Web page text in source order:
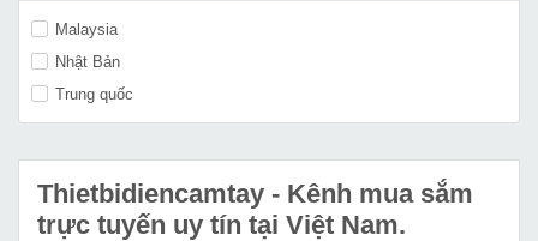
Malaysia
Nhật Bản
Trung quốc
Thietbidiencamtay - Kênh mua sắm
trực tuyến uy tín tại Việt Nam.